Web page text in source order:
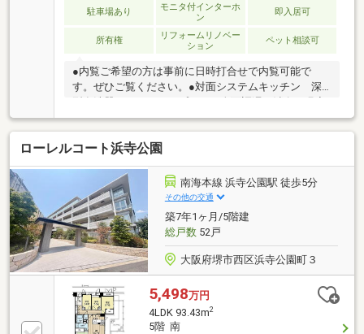
駐車場あり
モニタ付インターホ
ン
即入居可
所有権
リフォームリノベー
ション
ペット相談可
●内覧ご希望の方は事前に日時打合せで内覧可能で
す。ぜひご覧ください。●対面システムキッチン 深
型食洗器 ガラストップコンロ全面調湿、消臭、吸音
機能付き天井材採用界壁部 遮音材採用天井、壁 グ
ラスウール断熱材充填LDK 電動縦型ブラインド 寝
室電動ブラインドトイレ、洗面化粧台、システムキッ
チン タッチレス水栓玄関、廊下 センサー付ダウン
ライトLDK 寝室 調光調色機能付ダウンライト（ア
プリ対応可）●LINEでのやりとりも可能です。
（@249rxxiu)←IDでご検索いただけます●ペット飼育可
能（規約有）【リノライフ深井本店】０７２－２８１
－８７３９
ローレルコート浜寺公園
南海本線 浜寺公園駅 徒歩5分
その他の交通
築7年1ヶ月/5階建
総戸数52戸
大阪府堺市西区浜寺公園町３
5,498万円
4LDK 93.43m2
5階 南